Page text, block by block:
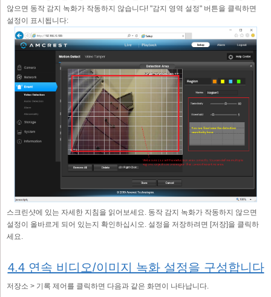
않으면 동작 감지 녹화가 작동하지 않습니다! "감지 영역 설정" 버튼을 클릭하면
설정이 표시됩니다:
스크린샷에 있는 자세한 지침을 읽어보세요. 동작 감지 녹화가 작동하지 않으면
설정이 올바르게 되어 있는지 확인하십시오. 설정을 저장하려면 [저장]을 클릭하
세요.
4.4 연속 비디오/이미지 녹화 설정을 구성합니다
저장소 > 기록 제어를 클릭하면 다음과 같은 화면이 나타납니다.